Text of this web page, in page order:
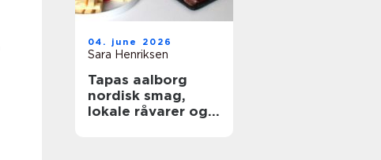
04. june 2026
Sara Henriksen
Tapas aalborg
nordisk smag,
lokale råvarer og